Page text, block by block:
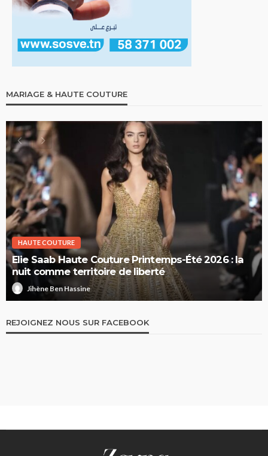
MARIAGE & HAUTE COUTURE
HAUTE COUTURE
Dior Haute Couture Printemps-Été 2026 : le temps
suspendu
Jihène Ben Hassine
REJOIGNEZ NOUS SUR FACEBOOK